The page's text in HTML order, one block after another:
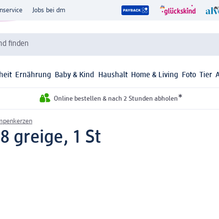
Jobs bei dm
finden
Ernährung Baby & Kind Haushalt Home & Living Foto Tier
Online bestellen & nach 2 Stunden abholen*
greige, 1 St